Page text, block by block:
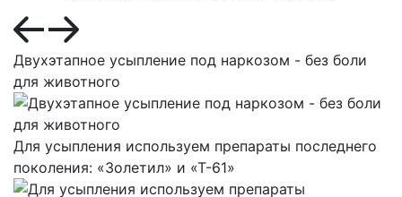
Двухэтапное усыпление под наркозом - без боли
для животного
Для усыпления используем препараты последнего
поколения: «Золетил» и «Т-61»